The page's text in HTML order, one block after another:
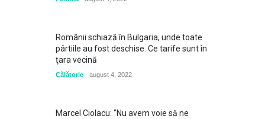
Românii schiază în Bulgaria, unde toate
pârtiile au fost deschise. Ce tarife sunt în
ţara vecină
Călătorie august 4, 2022
Marcel Ciolacu: "Nu avem voie să ne